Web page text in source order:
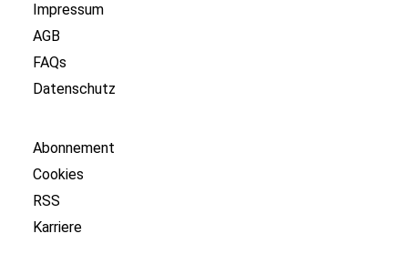
Impressum
AGB
FAQs
Datenschutz
Abonnement
Cookies
RSS
Karriere